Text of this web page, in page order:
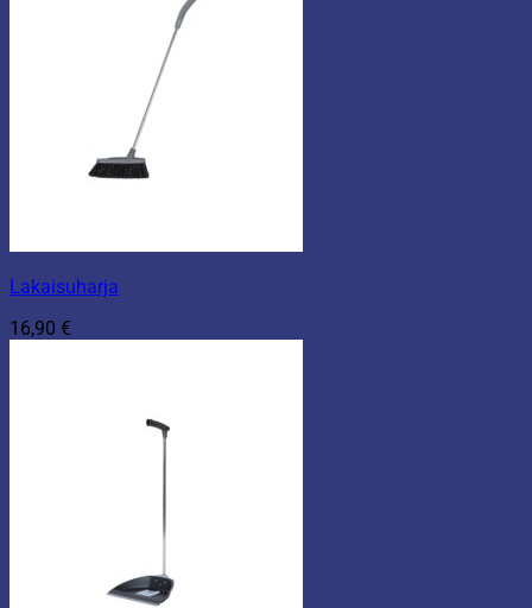
Lakaisuharja
16,90 €